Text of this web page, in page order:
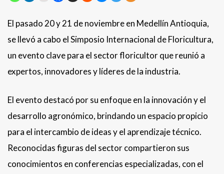
El pasado 20 y 21 de noviembre en Medellín Antioquia,
se llevó a cabo el Simposio Internacional de Floricultura,
un evento clave para el sector floricultor que reunió a
expertos, innovadores y líderes de la industria.
El evento destacó por su enfoque en la innovación y el
desarrollo agronómico, brindando un espacio propicio
para el intercambio de ideas y el aprendizaje técnico.
Reconocidas figuras del sector compartieron sus
conocimientos en conferencias especializadas, con el